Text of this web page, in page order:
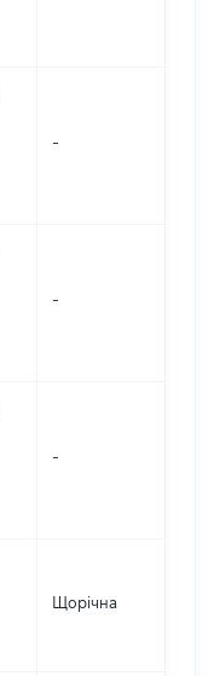
-
-
-
Щорічна